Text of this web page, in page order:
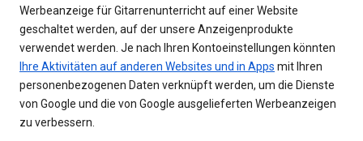
Werbeanzeige für Gitarrenunterricht auf einer Website
geschaltet werden, auf der unsere Anzeigenprodukte
verwendet werden. Je nach Ihren Kontoeinstellungen könnten
Ihre Aktivitäten auf anderen Websites und in Apps mit Ihren
personenbezogenen Daten verknüpft werden, um die Dienste
von Google und die von Google ausgelieferten Werbeanzeigen
zu verbessern.